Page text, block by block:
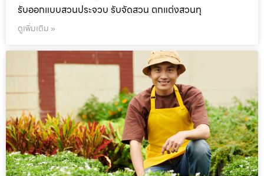
รับออกแบบสวนประจวบ รับจัดสวน ตกแต่งสวนทุ
ดูเพิ่มเติม »